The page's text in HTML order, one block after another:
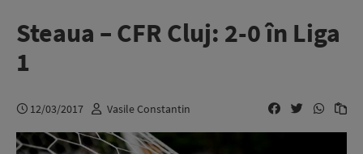
Steaua – CFR Cluj: 2-0 în Liga
1
12/03/2017 Vasile Constantin